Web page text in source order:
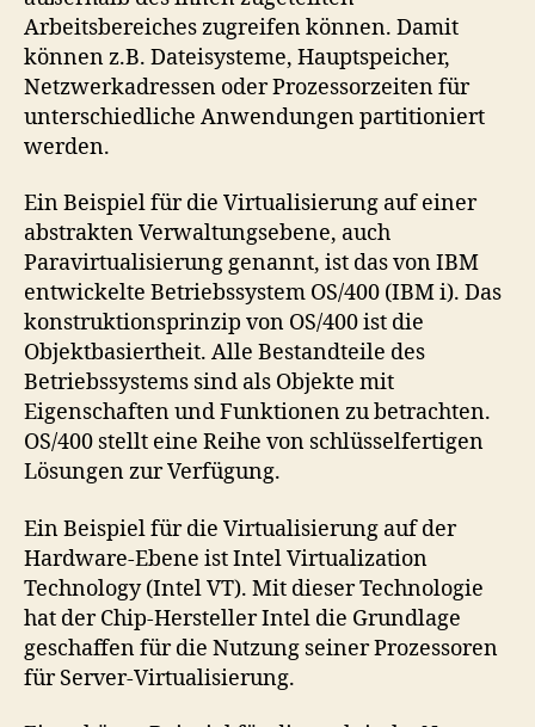
Arbeitsbereiches zugreifen können. Damit
können z.B. Dateisysteme, Hauptspeicher,
Netzwerkadressen oder Prozessorzeiten für
unterschiedliche Anwendungen partitioniert
werden.
Ein Beispiel für die Virtualisierung auf einer
abstrakten Verwaltungsebene, auch
Paravirtualisierung genannt, ist das von IBM
entwickelte Betriebssystem OS/400 (IBM i). Das
konstruktionsprinzip von OS/400 ist die
Objektbasiertheit. Alle Bestandteile des
Betriebssystems sind als Objekte mit
Eigenschaften und Funktionen zu betrachten.
OS/400 stellt eine Reihe von schlüsselfertigen
Lösungen zur Verfügung.
Ein Beispiel für die Virtualisierung auf der
Hardware-Ebene ist Intel Virtualization
Technology (Intel VT). Mit dieser Technologie
hat der Chip-Hersteller Intel die Grundlage
geschaffen für die Nutzung seiner Prozessoren
für Server-Virtualisierung.